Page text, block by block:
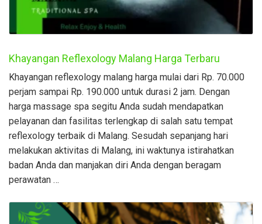
Khayangan Reflexology Malang Harga Terbaru
Khayangan reflexology malang harga mulai dari Rp. 70.000
perjam sampai Rp. 190.000 untuk durasi 2 jam. Dengan
harga massage spa segitu Anda sudah mendapatkan
pelayanan dan fasilitas terlengkap di salah satu tempat
reflexology terbaik di Malang. Sesudah sepanjang hari
melakukan aktivitas di Malang, ini waktunya istirahatkan
badan Anda dan manjakan diri Anda dengan beragam
perawatan …